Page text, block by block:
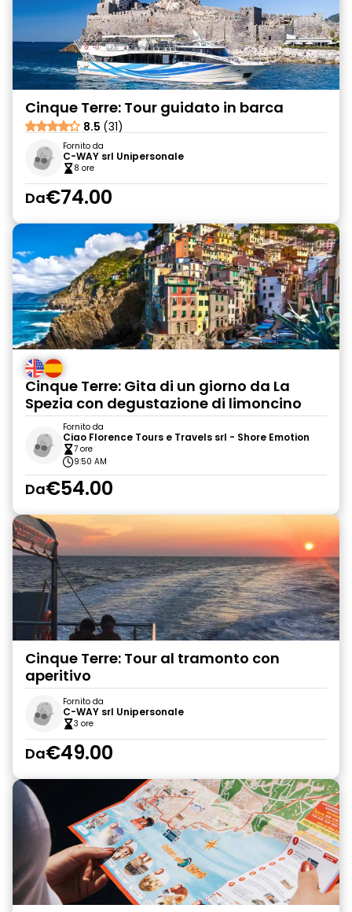
Cinque Terre: Tour guidato in barca
8.5 (31)
Fornito da
C-WAY srl Unipersonale
8 ore
Da€74.00
Cinque Terre: Gita di un giorno da La
Spezia con degustazione di limoncino
Fornito da
Ciao Florence Tours e Travels srl - Shore Emotion
7 ore
9:50 AM
Da€54.00
Cinque Terre: Tour al tramonto con
aperitivo
Fornito da
C-WAY srl Unipersonale
3 ore
Da€49.00